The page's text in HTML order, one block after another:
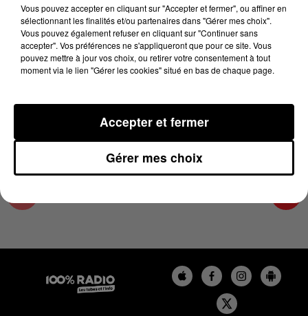
1er janvier 2024 - 1 min 15 sec
L'AGENDA DE TOULOUSE DU 01/01/2024 À
06H44
L'agenda de Toulouse
Vous pouvez accepter en cliquant sur "Accepter et fermer", ou affiner en
sélectionnant les finalités et/ou partenaires dans "Gérer mes choix".
Vous pouvez également refuser en cliquant sur "Continuer sans
accepter". Vos préférences ne s'appliqueront que pour ce site. Vous
pouvez mettre à jour vos choix, ou retirer votre consentement à tout
moment via le lien "Gérer les cookies" situé en bas de chaque page.
Gérer mes choix
Accepter et fermer